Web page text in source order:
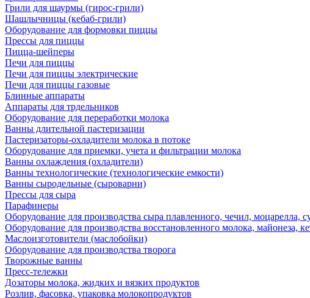
Грили для шаурмы (гирос-грили)
Шашлычницы (кебаб-грили)
Оборудование для формовки пиццы
Прессы для пиццы
Пицца-шейперы
Печи для пиццы
Печи для пиццы электрические
Печи для пиццы газовые
Блинные аппараты
Аппараты для трдельников
Оборудование для переработки молока
Ванны длительной пастеризации
Пастеризаторы-охладители молока в потоке
Оборудование для приемки, учета и фильтрации молока
Ванны охлаждения (охладители)
Ванны технологические (технологические емкости)
Ванны сыродельные (сыроварни)
Прессы для сыра
Парафинеры
Оборудование для производства сыра плавленного, чечил, моцарелла,
Оборудование для производства восстановленного молока, майонеза,
Маслоизготовители (маслобойки)
Оборудование для производства творога
Творожные ванны
Пресс-тележки
Дозаторы молока, жидких и вязких продуктов
Розлив, фасовка, упаковка молокопродуктов